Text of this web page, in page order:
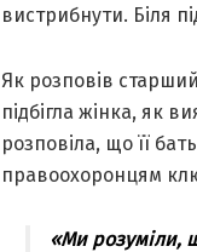
вистрибнути. Біля
Як розповів
підбігла жінка, як
розповіла, що її
правоохоронцям
«Ми розуміли,